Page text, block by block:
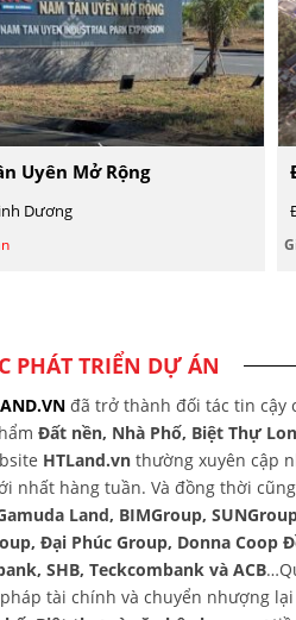
Uyên Mở Rộng
Dương
PHÁT TRIỂN DỰ ÁN
đã trở thành đối tác tin cậy
Đất nền, Nhà Phố, Biệt Thự
HTLand.vn thường xuyên cập
nhất hàng tuần. Và đồng thời
Land, BIMGroup,
Đại Phúc Group, Donna Coop
SHB, Teckcombank và ACB
tài chính và chuyển nhượng